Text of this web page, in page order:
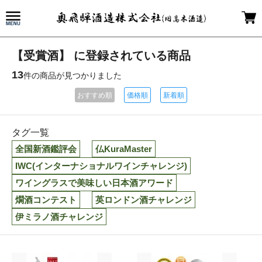
【受賞酒】 に登録されている商品
13件の商品が見つかりました
おすすめ順 価格順 新着順
タグ一覧
全国新酒鑑評会
仏KuraMaster
IWC(インターナショナルワインチャレンジ)
ワイングラスで美味しい日本酒アワード
燗酒コンテスト
英ロンドン酒チャレンジ
伊ミラノ酒チャレンジ